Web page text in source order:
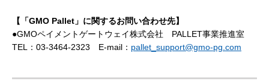
【 「GMO Pallet 」 に関するお問い合わせ先】
●GMOペイメントゲートウェイ株式会社 PALLET事業推進室
TEL：03-3464-2323 E-mail： pallet_support@gmo-pg.com